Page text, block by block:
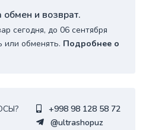
и возврат.
сегодня, до 06 сентября
или обменять. Подробнее о
+998 98 128 58 72
@ultrashopuz